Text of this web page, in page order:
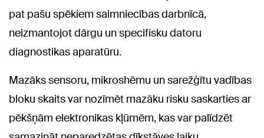
pat pašu spēkiem saimniecības darbnīcā,
neizmantojot dārgu un specifisku datoru
diagnostikas aparatūru.
Mazāks sensoru, mikroshēmu un sarežģītu vadības
bloku skaits var nozīmēt mazāku risku saskarties ar
pēkšņām elektronikas kļūmēm, kas var palīdzēt